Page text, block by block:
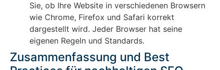
Sie, ob Ihre Website in verschiedenen Browsern
wie Chrome, Firefox und Safari korrekt
dargestellt wird. Jeder Browser hat seine
eigenen Regeln und Standards.
Zusammenfassung und Best